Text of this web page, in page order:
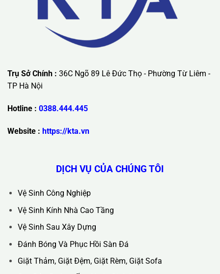
Trụ Sở Chính : 36C Ngõ 89 Lê Đức Thọ - Phường Từ Liêm -
TP Hà Nội